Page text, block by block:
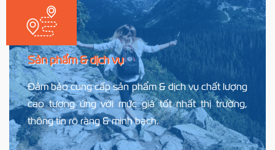
Sản phẩm & dịch vụ
Đảm bảo cung cấp sản phẩm & dịch vụ chất lượng
cao tương ứng với mức giá tốt nhất thị trường,
thông tin rõ ràng & minh bạch.